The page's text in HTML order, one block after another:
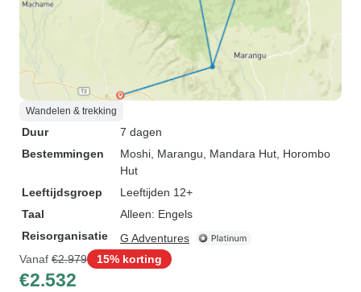
Wandelen & trekking
Duur
7 dagen
Bestemmingen
Moshi , Marangu , Mandara Hut , Horombo
Hut
Leeftijdsgroep
Leeftijden 12+
Taal
Alleen: Engels
Reisorganisatie
G Adventures
Vanaf €2.979 15% korting
€2.532